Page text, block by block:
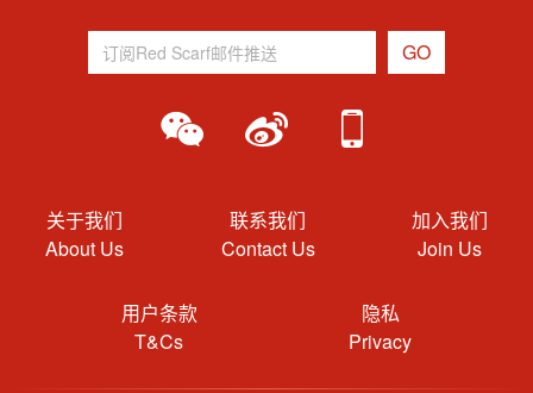
关于我们
About Us
联系我们
Contact Us
加入我们
Join Us
用户条款
T&Cs
隐私
Privacy